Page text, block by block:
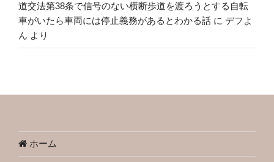
道交法第38条で信号のない横断歩道を渡ろうとする自転
車がいたら車両には停止義務があるとわかる話 に デフよ
ん より
ホーム